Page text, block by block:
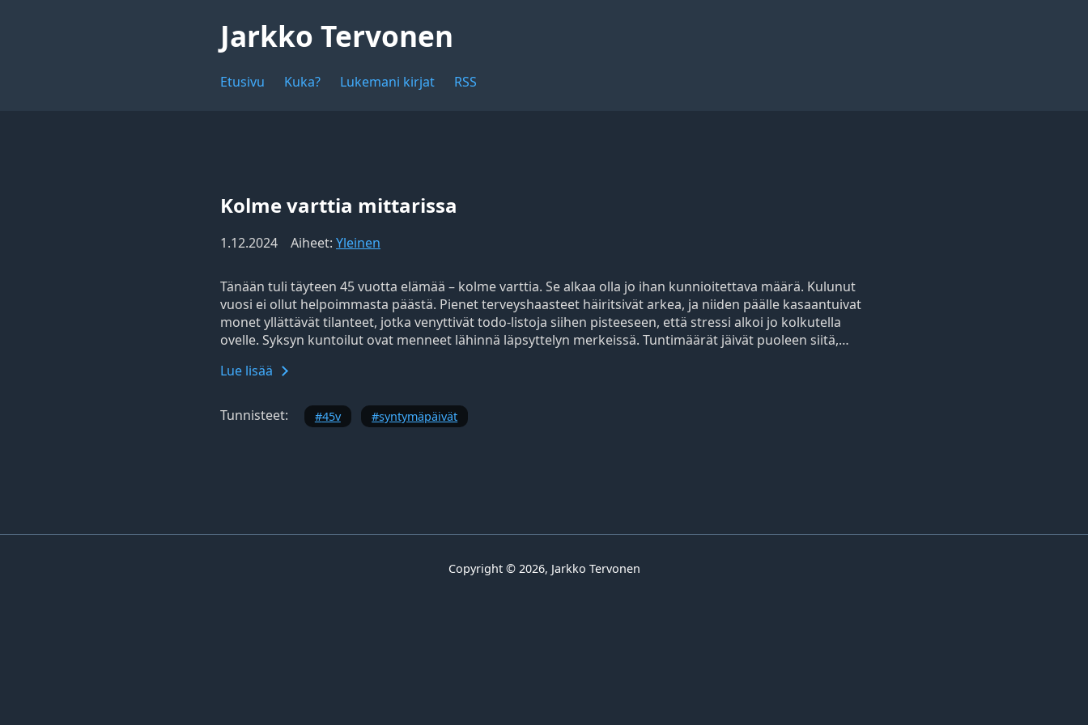
Jarkko Tervonen
Etusivu Kuka? Lukemani kirjat RSS
Kolme varttia mittarissa
1.12.2024 Aiheet: Yleinen
Tänään tuli täyteen 45 vuotta elämää – kolme varttia. Se alkaa olla jo ihan kunnioitettava määrä. Kulunut
vuosi ei ollut helpoimmasta päästä. Pienet terveyshaasteet häiritsivät arkea, ja niiden päälle kasaantuivat
monet yllättävät tilanteet, jotka venyttivät todo-listoja siihen pisteeseen, että stressi alkoi jo kolkutella
ovelle. Syksyn kuntoilut ovat menneet lähinnä läpsyttelyn merkeissä. Tuntimäärät jäivät puoleen siitä,…
Lue lisää
Tunnisteet: 45v syntymäpäivät
Copyright © 2026, Jarkko Tervonen